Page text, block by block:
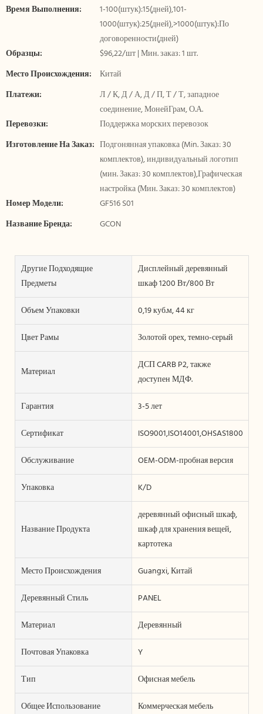
Время Выполнения:
1-100(штук):15(дней),101-
1000(штук):25(дней),>1000(штук):По
договоренности(дней)
Образцы:
$96,22/шт | Мин. заказ: 1 шт.
Место Происхождения:
Китай
Платежи:
Л / К, Д / А, Д / П, Т / Т, западное
соединение, МонейГрам, О.А.
Перевозки:
Поддержка морских перевозок
Изготовление На Заказ: Подгонянная упаковка (Min. Заказ: 30
комплектов), индивидуальный логотип
(мин. Заказ: 30 комплектов),Графическая
настройка (Мин. Заказ: 30 комплектов)
Номер Модели:
GF516 S01
Название Бренда:
GCON
Другие Подходящие
Предметы
Дисплейный деревянный
шкаф 1200 Вт/800 Вт
Объем Упаковки
0,19 куб.м, 44 кг
Цвет Рамы
Золотой орех, темно-серый
Материал
ДСП CARB P2, также
доступен МДФ.
Гарантия
3-5 лет
Сертификат
ISO9001,ISO14001,OHSAS18001
Обслуживание
OEM-ODM-пробная версия
Упаковка
K/D
Название Продукта
деревянный офисный шкаф,
шкаф для хранения вещей,
картотека
Место Происхождения
Guangxi, Китай
Деревянный Стиль
PANEL
Материал
Деревянный
Почтовая Упаковка
Y
Тип
Офисная мебель
Общее Использование
Коммерческая мебель